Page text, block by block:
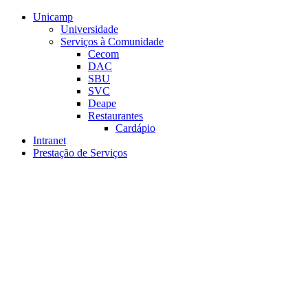
Conteúdo principal
Unicamp
Universidade
Serviços à Comunidade
Cecom
DAC
SBU
SVC
Deape
Restaurantes
Cardápio
Intranet
Prestação de Serviços